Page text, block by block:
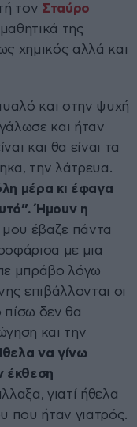
τον Σταύρο
της
χημικός αλλά και
και στην ψυχή
και ήταν
και θα είναι τα
την λάτρευα.
μέρα κι έφαγα
Ήμουν η
έβαζε πάντα
με μια
μπράβο λόγω
επιβάλλονται οι
πίσω δεν θα
και την
να γίνω
έκθεση
γιατί ήθελα
που ήταν γιατρός.